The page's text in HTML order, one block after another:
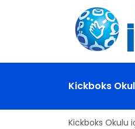
Kickboks
Kickboks Okulu